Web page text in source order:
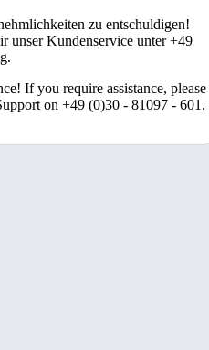
zu entschuldigen!
unser Kundenservice unter +49
If you require assistance, please
on +49 (0)30 - 81097 - 601.